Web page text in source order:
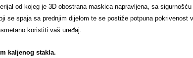
od kojeg je 3D obostrana maskica napravljena, sa
se spaja sa prednjim dijelom te se postiže potpuna
koristiti vaš uređaj.
kaljenog stakla.